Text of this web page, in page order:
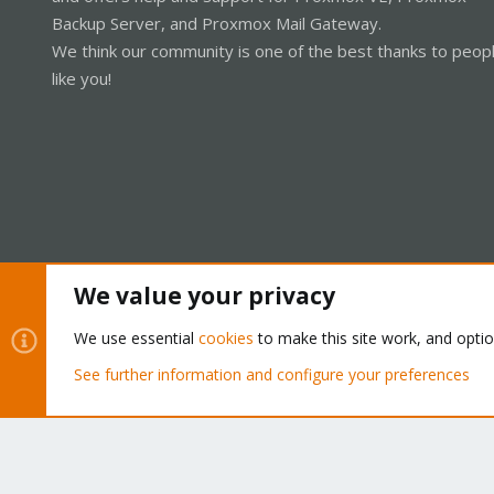
Backup Server, and Proxmox Mail Gateway.
We think our community is one of the best thanks to
like you!
Community platform by XenForo® © 2010-2026 XenForo Ltd.
We value your privacy
We use essential cookies to make this site work, and
See further information and configure your preferences